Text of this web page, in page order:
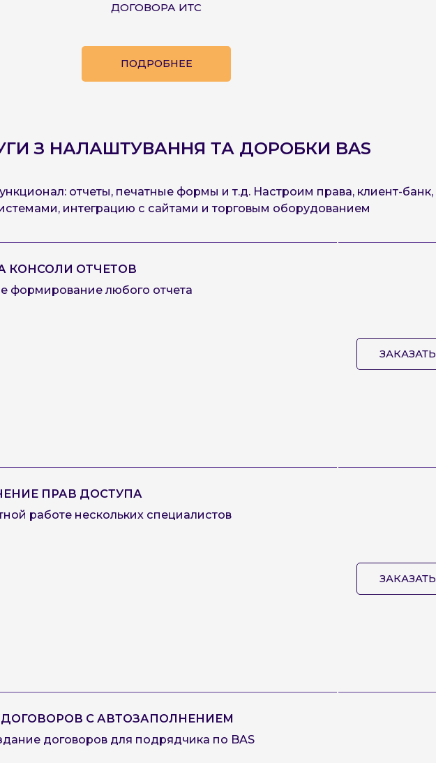
ДОГОВОРА ИТС
ПОДРОБНЕЕ
З НАЛАШТУВАННЯ ТА ДОРОБКИ BAS
отчеты, печатные формы и т.д. Настроим права, клиент-банк,
интеграцию с сайтами и торговым оборудованием
КОНСОЛИ ОТЧЕТОВ
формирование любого отчета
ЗАКАЗАТЬ
ПРАВ ДОСТУПА
работе нескольких специалистов
ЗАКАЗАТЬ
С АВТОЗАПОЛНЕНИЕМ
договоров для подрядчика по BAS